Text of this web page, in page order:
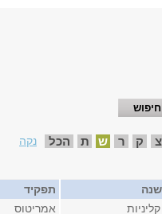
צ ק ר ש ת הכל
נקה
תפקיד
אמריטוס